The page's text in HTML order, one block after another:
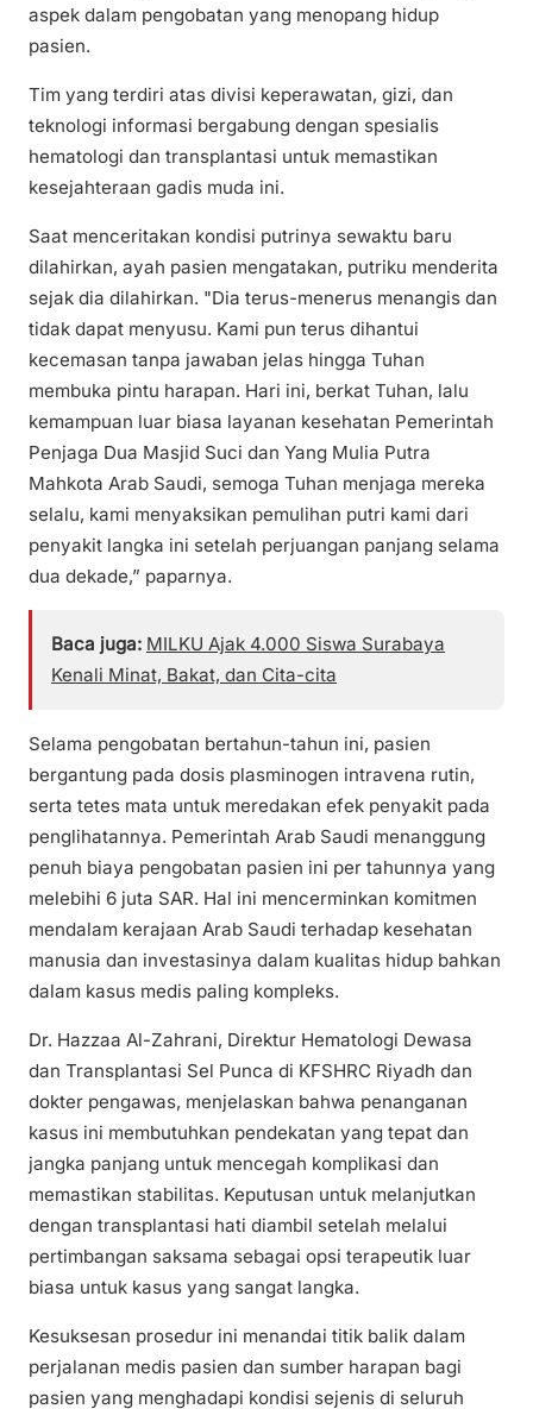
aspek dalam pengobatan yang menopang hidup
pasien.
Tim yang terdiri atas divisi keperawatan, gizi, dan
teknologi informasi bergabung dengan spesialis
hematologi dan transplantasi untuk memastikan
kesejahteraan gadis muda ini.
Saat menceritakan kondisi putrinya sewaktu baru
dilahirkan, ayah pasien mengatakan, putriku menderita
sejak dia dilahirkan. "Dia terus-menerus menangis dan
tidak dapat menyusu. Kami pun terus dihantui
kecemasan tanpa jawaban jelas hingga Tuhan
membuka pintu harapan. Hari ini, berkat Tuhan, lalu
kemampuan luar biasa layanan kesehatan Pemerintah
Penjaga Dua Masjid Suci dan Yang Mulia Putra
Mahkota Arab Saudi, semoga Tuhan menjaga mereka
selalu, kami menyaksikan pemulihan putri kami dari
penyakit langka ini setelah perjuangan panjang selama
dua dekade,” paparnya.
Baca juga: MILKU Ajak 4.000 Siswa Surabaya
Kenali Minat, Bakat, dan Cita-cita
Selama pengobatan bertahun-tahun ini, pasien
bergantung pada dosis plasminogen intravena rutin,
serta tetes mata untuk meredakan efek penyakit pada
penglihatannya. Pemerintah Arab Saudi menanggung
penuh biaya pengobatan pasien ini per tahunnya yang
melebihi 6 juta SAR. Hal ini mencerminkan komitmen
mendalam kerajaan Arab Saudi terhadap kesehatan
manusia dan investasinya dalam kualitas hidup bahkan
dalam kasus medis paling kompleks.
Dr. Hazzaa Al-Zahrani, Direktur Hematologi Dewasa
dan Transplantasi Sel Punca di KFSHRC Riyadh dan
dokter pengawas, menjelaskan bahwa penanganan
kasus ini membutuhkan pendekatan yang tepat dan
jangka panjang untuk mencegah komplikasi dan
memastikan stabilitas. Keputusan untuk melanjutkan
dengan transplantasi hati diambil setelah melalui
pertimbangan saksama sebagai opsi terapeutik luar
biasa untuk kasus yang sangat langka.
Kesuksesan prosedur ini menandai titik balik dalam
perjalanan medis pasien dan sumber harapan bagi
pasien yang menghadapi kondisi sejenis di seluruh